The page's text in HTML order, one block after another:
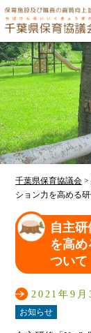
千葉県保育協議会 >
ション力を高める
自主
を高
ついて
2021年9月
お知らせ